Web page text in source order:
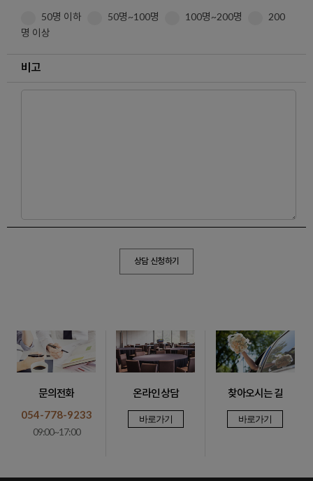
50명 이하 50명~100명 100명~200명
200
명 이상
비고
상담 신청하기
문의전화
054-778-9233
09:00~17:00
온라인 상담
바로가기
찾아오시는 길
바로가기